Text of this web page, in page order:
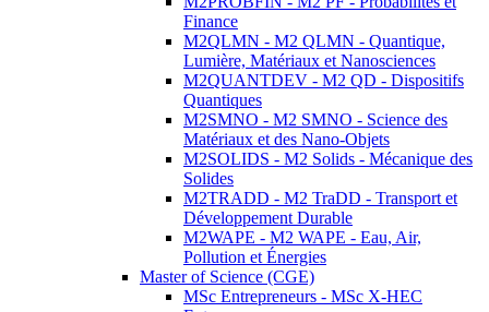
Finance
M2QLMN - M2 QLMN - Quantique,
Lumière, Matériaux et Nanosciences
M2QUANTDEV - M2 QD - Dispositifs
Quantiques
M2SMNO - M2 SMNO - Science des
Matériaux et des Nano-Objets
M2SOLIDS - M2 Solids - Mécanique des
Solides
M2TRADD - M2 TraDD - Transport et
Développement Durable
M2WAPE - M2 WAPE - Eau, Air,
Pollution et Énergies
Master of Science (CGE)
MSc Entrepreneurs - MSc X-HEC